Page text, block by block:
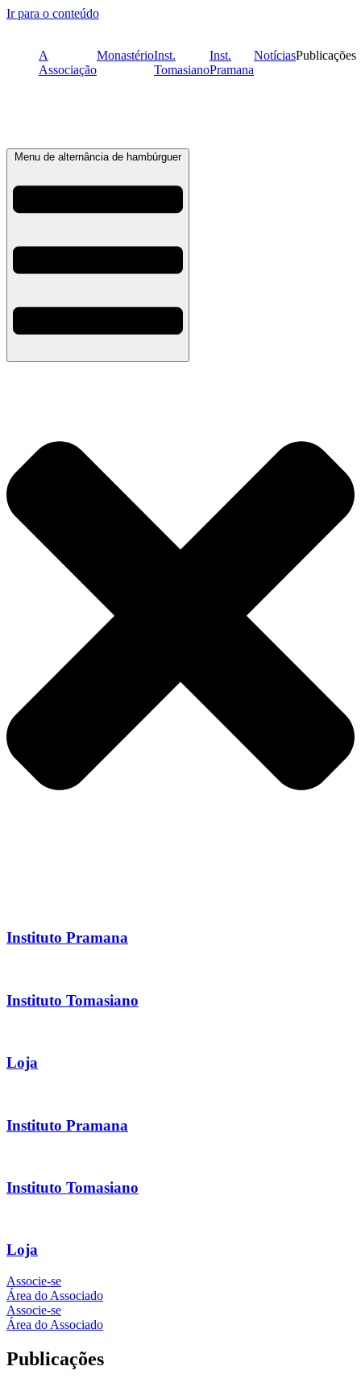
Ir para o conteúdo
A
Associação
MonastérioInst.
Tomasiano
Inst.
Pramana
NotíciasPublicações
Menu de alternância de hambúrguer
Instituto Pramana
Instituto Tomasiano
Loja
Instituto Pramana
Instituto Tomasiano
Loja
Associe-se
Área do Associado
Associe-se
Área do Associado
Publicações